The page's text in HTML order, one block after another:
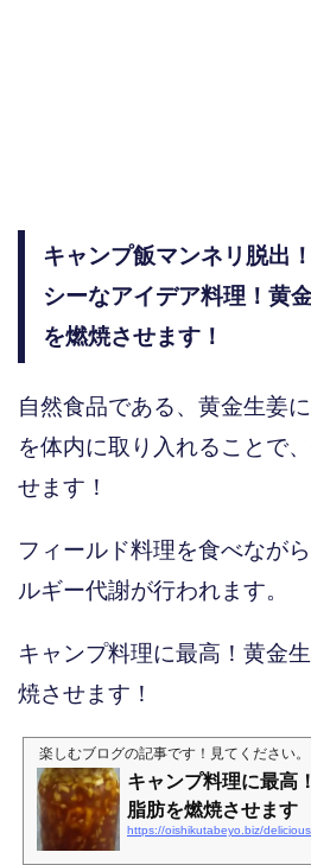
キャンプ飯マンネリ脱出
シーなアイデア料理！黄
を燃焼させます！
自然食品である、黄金生姜
を体内に取り入れることで
せます！
フィールド料理を食べなが
ルギー代謝が行われます。
キャンプ料理に最高！黄金
焼させます！
楽しむブログの記事です！見てください。
キャンプ料理に最高
脂肪を燃焼させます